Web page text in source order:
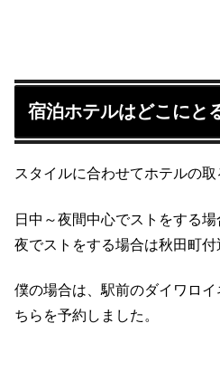
宿泊ホテルはどこにと
スタイルに合わせてホテルの取
日中～夜間中心でストをする
夜でストをする場合は秋田町付
僕の場合は、駅前のダイワロ
ちらを予約しました。